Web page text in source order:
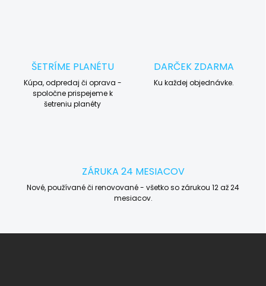
ŠETRÍME PLANÉTU
Kúpa, odpredaj či oprava -
spoločne prispejeme k
šetreniu planéty
DARČEK ZDARMA
Ku každej objednávke.
ZÁRUKA 24 MESIACOV
Nové, používané či renovované - všetko so zárukou 12 až 24
mesiacov.